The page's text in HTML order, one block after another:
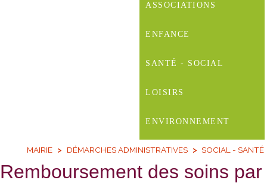
ASSOCIATIONS
ENFANCE
SANTÉ - SOCIAL
LOISIRS
ENVIRONNEMENT
MAIRIE DÉMARCHES ADMINISTRATIVES SOCIAL - SANTÉ
Remboursement des soins par